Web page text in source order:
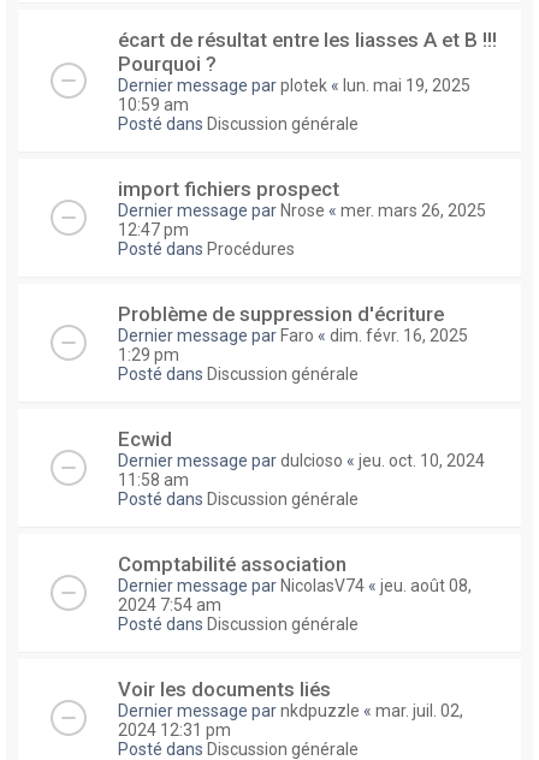
écart de résultat entre les liasses A et B !!!
Pourquoi ?
Dernier message parplotek « lun. mai 19, 2025
10:59 am
Posté dans Discussion générale
import fichiers prospect
Dernier message par Nrose « mer. mars 26, 2025
12:47 pm
Posté dans Procédures
Problème de suppression d'écriture
Dernier message par Faro « dim. févr. 16, 2025
1:29 pm
Posté dans Discussion générale
Ecwid
Dernier message pardulcioso « jeu. oct. 10, 2024
11:58 am
Posté dans Discussion générale
Comptabilité association
Dernier message par NicolasV74 « jeu. août 08,
2024 7:54 am
Posté dans Discussion générale
Voir les documents liés
Dernier message parnkdpuzzle « mar. juil. 02,
2024 12:31 pm
Posté dans Discussion générale